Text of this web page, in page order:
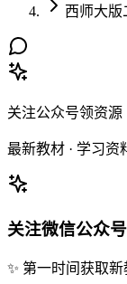
西师大版
关注公众号领资源
最新教材 · 学习资
关注微信公众
✨ 第一时间获取